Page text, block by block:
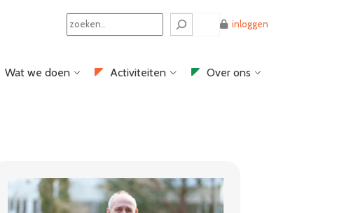
Search
inloggen
Wat we doen Activiteiten Over ons